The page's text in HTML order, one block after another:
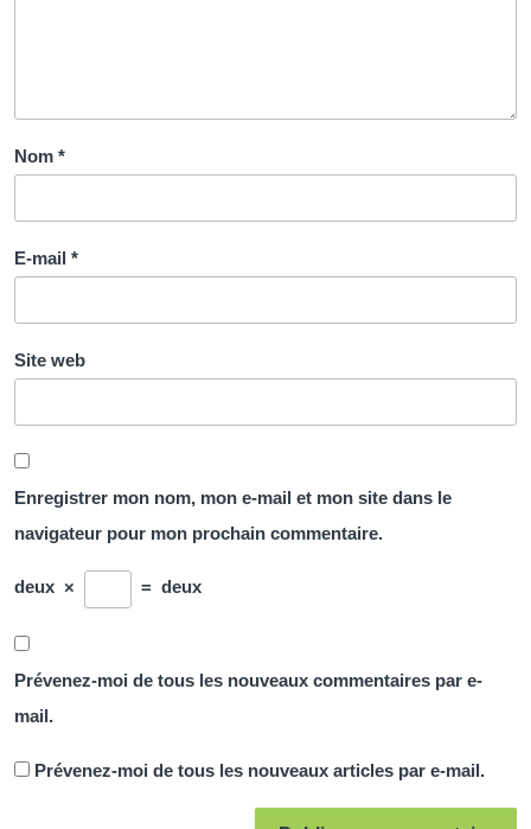
Nom *
E-mail *
Site web
Enregistrer mon nom, mon e-mail et mon site dans le
navigateur pour mon prochain commentaire.
deux × = deux
Prévenez-moi de tous les nouveaux commentaires par e-
mail.
Prévenez-moi de tous les nouveaux articles par e-mail.